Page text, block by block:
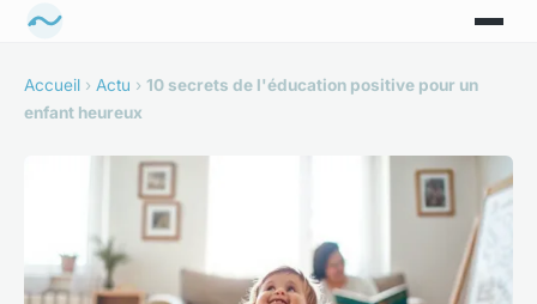
Accueil › Actu › 10 secrets de l'éducation positive pour un
enfant heureux